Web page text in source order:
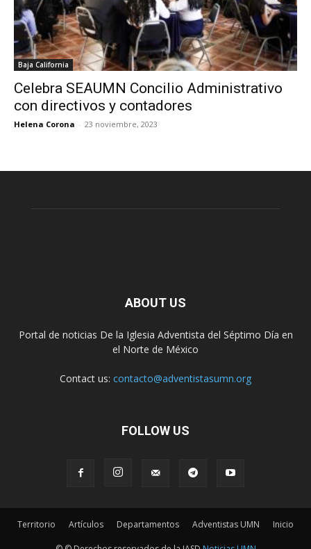
Baja California
Celebra SEAUMN Concilio Administrativo
con directivos y contadores
Helena Corona - 23 noviembre, 2023
ABOUT US
Portal de noticias De la Iglesia Adventista del Séptimo Día en
el Norte de México
Contact us: contacto@adventistasumn.org
FOLLOW US
Territorio Artículos Departamentos Adventistas UMN Inicio